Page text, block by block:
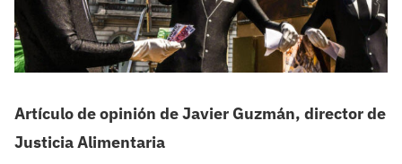
Artículo de opinión de Javier Guzmán, director de
Justicia Alimentaria